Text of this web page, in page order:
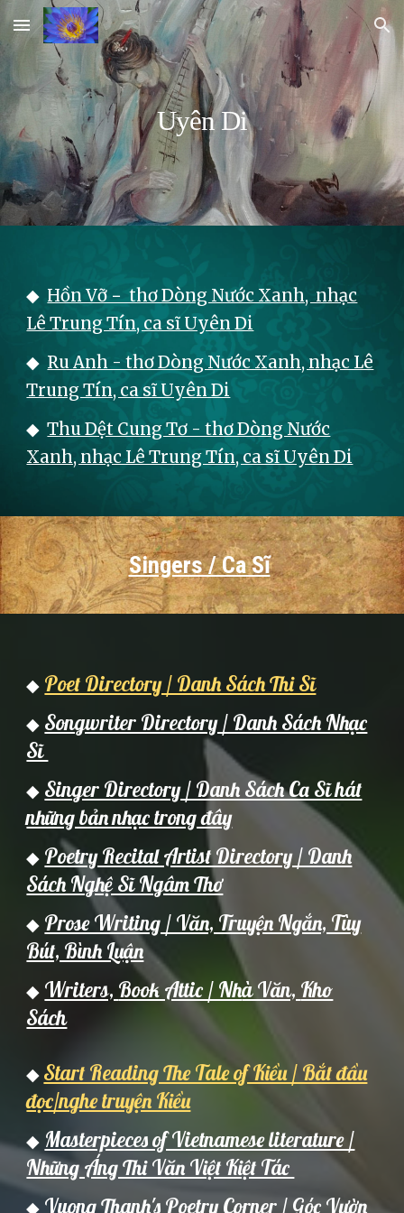
Skip to main content Skip to navigation
Uyên Di
◆ Hồn Vỡ − thơ Dòng Nước Xanh, nhạc
Lê Trung Tín, ca sĩ Uyên Di
◆ Ru Anh - thơ Dòng Nước Xanh, nhạc Lê
Trung Tín, ca sĩ Uyên Di
◆Thu Dệt Cung Tơ - thơ Dòng Nước
Xanh, nhạc Lê Trung Tín, ca sĩ Uyên Di
Singers / Ca Sĩ
◆ Poet Directory / Danh Sách Thi Sĩ
◆ Songwriter Directory / Danh Sách Nhạc
Sĩ
◆ Singer Directory / Danh Sách Ca Sĩ hát
những bản nhạc trong đây
◆ Poetry Recital Artist Directory / Danh
Sách Nghệ Sĩ Ngâm Thơ
◆ Prose Writing / Văn, Truyện Ngắn, Tùy
Bút, Bình Luận
◆ Writers, Book Attic / Nhà Văn, Kho
Sách
◆ Start Reading The Tale of Kiều / Bắt đầu
đọc/nghe truyện Kiều
◆ Masterpieces of Vietnamese literature /
Những Áng Thi Văn Việt Kiệt Tác
◆ Vuong Thanh's Poetry Corner / Góc Vườn